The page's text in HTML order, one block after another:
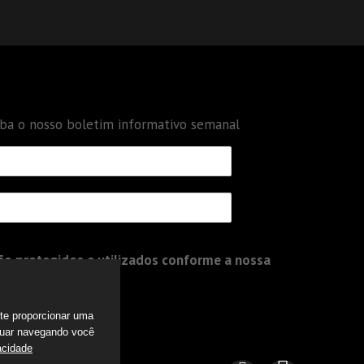
o nosso boletim informativo semanal
protegidos e utilizados conforme a nossa
proporcionar uma
navegando você